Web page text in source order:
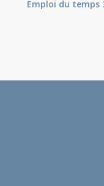
Emploi du temps